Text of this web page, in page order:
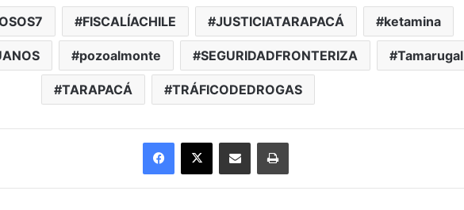
FISCALÍACHILE JUSTICIATARAPACÁ ketamina
pozoalmonte SEGURIDADFRONTERIZA Tamarugal
TARAPACÁ TRÁFICODEDROGAS
Facebook
X Enviar vía email Imprimir